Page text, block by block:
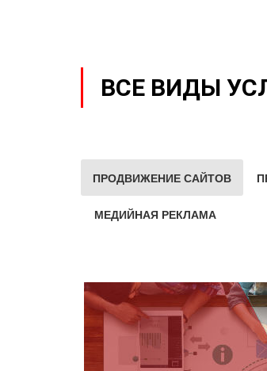
ВСЕ ВИДЫ
ПРОДВИЖЕНИЕ САЙТОВ
МЕДИЙНАЯ РЕКЛАМА